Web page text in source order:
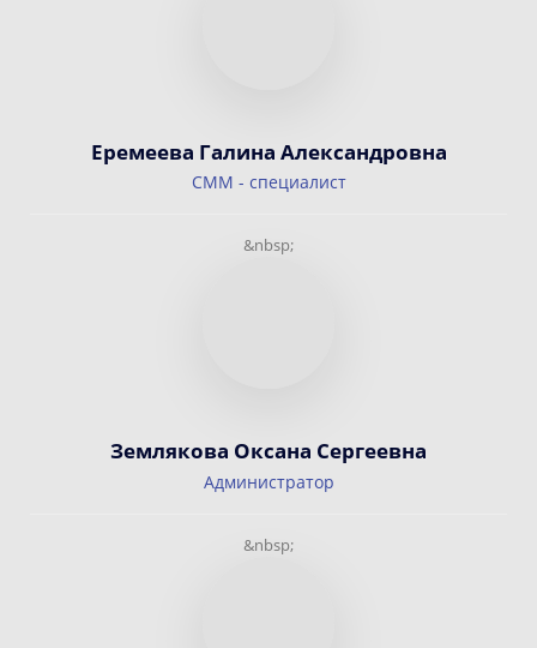
Еремеева Галина Александровна
СММ - специалист
&nbsp;
Землякова Оксана Сергеевна
Администратор
&nbsp;